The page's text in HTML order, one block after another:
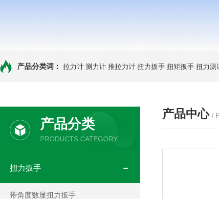
产品分类词： 拉力计 测力计 推拉力计 扭力扳手 扭矩扳手 扭力测
产品分类
PRODUCTS CATEGORY
扭力扳手
带角度数显扭力扳手
产品中心 /